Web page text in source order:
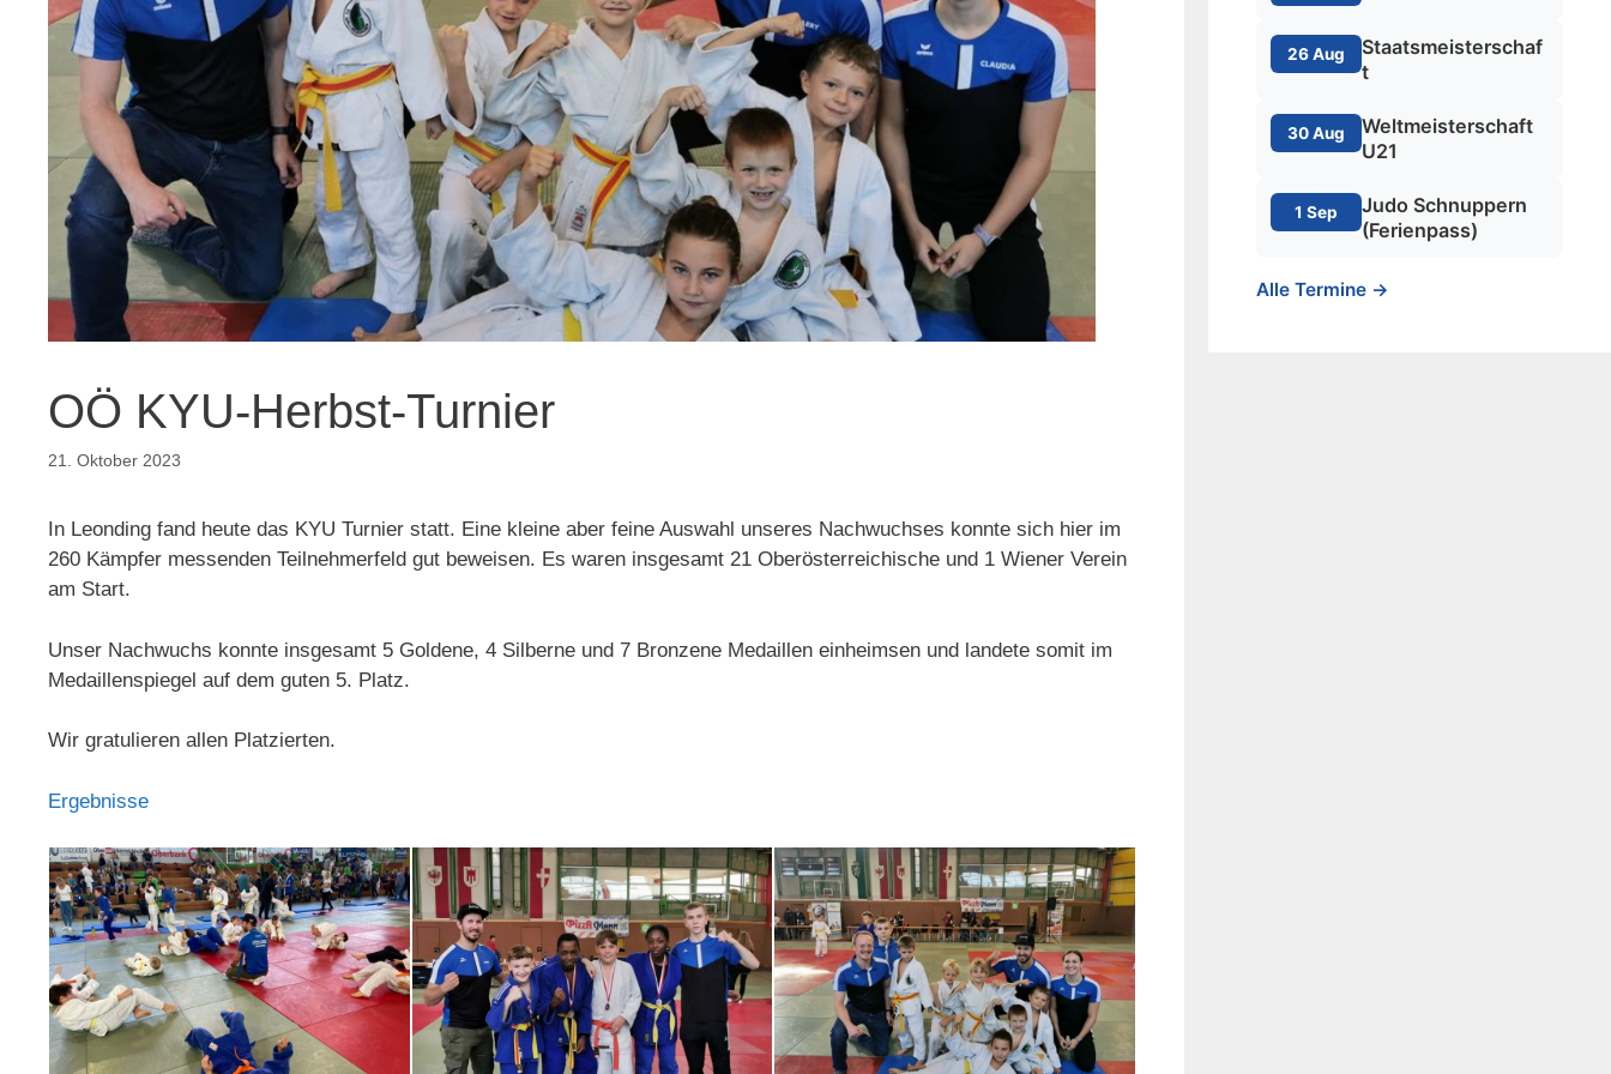
OÖ KYU-Herbst-Turnier
21. Oktober 2023
In Leonding fand heute das KYU Turnier statt. Eine kleine aber feine Auswahl unseres Nachwuchses konnte sich hier im
260 Kämpfer messenden Teilnehmerfeld gut beweisen. Es waren insgesamt 21 Oberösterreichische und 1 Wiener Verein
am Start.
Unser Nachwuchs konnte insgesamt 5 Goldene, 4 Silberne und 7 Bronzene Medaillen einheimsen und landete somit im
Medaillenspiegel auf dem guten 5. Platz.
Wir gratulieren allen Platzierten.
Ergebnisse
26 Aug
Staatsmeisterschaf
t
30 Aug
Weltmeisterschaft
U21
1 Sep
Judo Schnuppern
(Ferienpass)
Alle Termine →